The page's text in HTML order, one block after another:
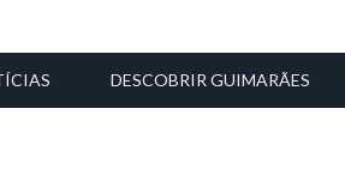
DESCOBRIR GUIMARÃES